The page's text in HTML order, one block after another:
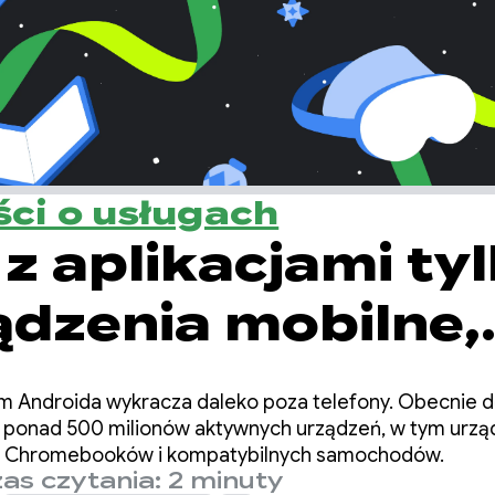
o usługach
aplikacjami
mobilne,
aplikacje
3 ważne
Androida wykracza daleko poza telefony. Obecnie
500 milionów aktywnych urządzeń, w tym
Chromebooków i kompatybilnych samochodów.
czytania: 2 minuty